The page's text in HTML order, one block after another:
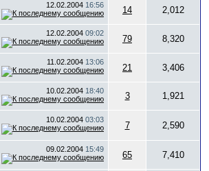
12.02.2004 16:56
14 2,012
12.02.2004 09:02
79 8,320
11.02.2004 13:06
21 3,406
10.02.2004 18:40
3 1,921
10.02.2004 03:03
7 2,590
09.02.2004 15:49
65 7,410